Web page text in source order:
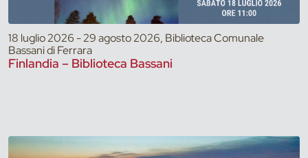
18 luglio 2026 - 29 agosto 2026, Biblioteca Comunale
Bassani di Ferrara
Finlandia – Biblioteca Bassani